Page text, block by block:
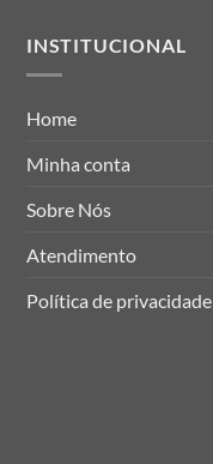
INSTITUCIONAL
Home
Minha conta
Sobre Nós
Atendimento
Política de privacidade